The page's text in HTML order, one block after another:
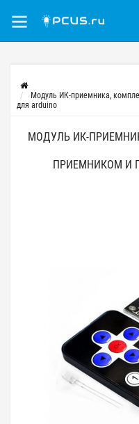
Модуль ИК-приемника,
для arduino
МОДУЛЬ ИК-
ПРИЕМНИКОМ И